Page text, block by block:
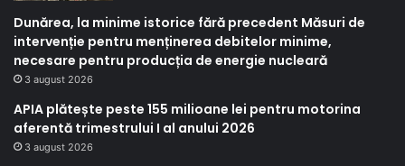
Dunărea, la minime istorice fără precedent Măsuri de
intervenție pentru menținerea debitelor minime,
necesare pentru producția de energie nucleară
3 august 2026
APIA plătește peste 155 milioane lei pentru motorina
aferentă trimestrului I al anului 2026
3 august 2026